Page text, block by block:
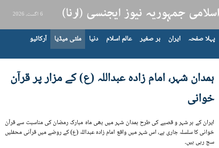
6 اگست، 2026
پہلا صفحہ ایران بر صغیر عالم اسلام دنیا ملٹی میڈیا آرکائیو
ہمدان شہر، امام زادہ عبداللہ (ع) کے مزار پر قرآن
خوانی
ایران کے ہر شہر و قصبے کی طرح ہمدان شہر میں بھی ماہ مبارک رمضان کی مناسبت سے قرآن
خوانی کا سلسلہ جاری ہے، اس شہر میں واقع امام زادہ عبداللہ (ع) کے روضے میں قرآنی محفلیں
سج رہی ہیں۔